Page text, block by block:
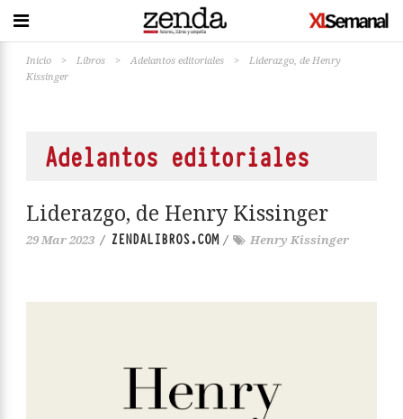
Inicio > Libros > Adelantos editoriales >
Liderazgo, de Henry
Kissinger
Adelantos editoriales
Liderazgo, de Henry Kissinger
29 Mar 2023 / ZENDALIBROS.COM/ Henry Kissinger